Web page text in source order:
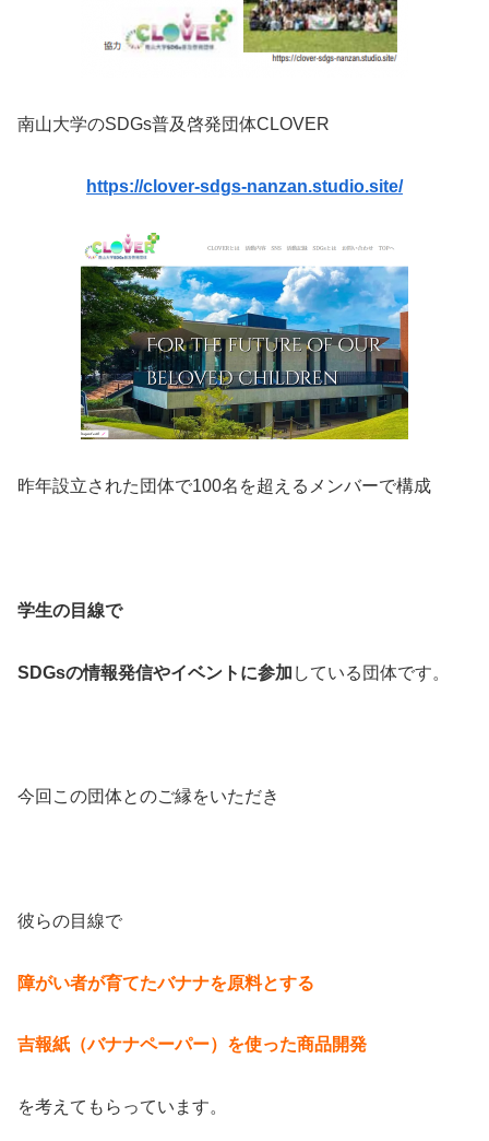
南山大学のSDGs普及啓発団体CLOVER
https://clover-sdgs-nanzan.studio.site/
昨年設立された団体で100名を超えるメンバーで構成
学生の目線で
SDGsの情報発信やイベントに参加 している団体です。
今回この団体とのご縁をいただき
彼らの目線で
障がい者が育てたバナナを原料とする
吉報紙（バナナペーパー）を使った商品開発
を考えてもらっています。